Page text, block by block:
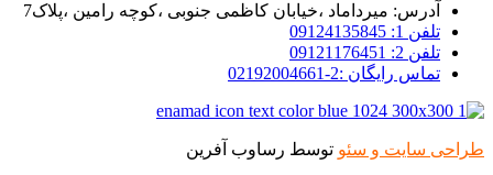
آدرس: میرداماد ،خیابان کاظمی جنوبی ،کوچه رامین ،پلاک7
تلفن 1: 09124135845
تلفن 2: 09121176451
تماس رایگان :2-02192004661
طراحی سایت و سئو توسط رساوب آفرین